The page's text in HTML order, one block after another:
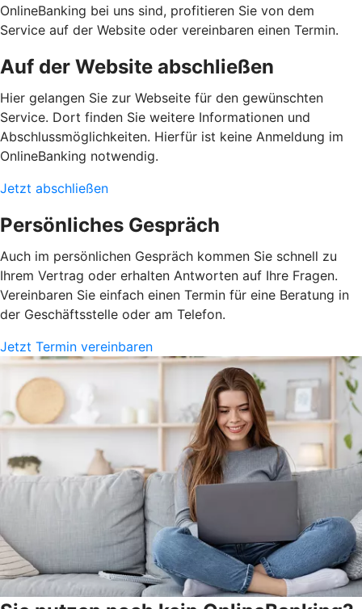
OnlineBanking bei uns sind, profitieren Sie von dem
Service auf der Website oder vereinbaren einen Termin.
Auf der Website abschließen
Hier gelangen Sie zur Webseite für den gewünschten
Service. Dort finden Sie weitere Informationen und
Abschlussmöglichkeiten. Hierfür ist keine Anmeldung im
OnlineBanking notwendig.
Jetzt abschließen
Persönliches Gespräch
Auch im persönlichen Gespräch kommen Sie schnell zu
Ihrem Vertrag oder erhalten Antworten auf Ihre Fragen.
Vereinbaren Sie einfach einen Termin für eine Beratung in
der Geschäftsstelle oder am Telefon.
Jetzt Termin vereinbaren